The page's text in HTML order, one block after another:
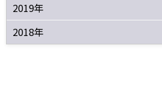
2019年
2018年